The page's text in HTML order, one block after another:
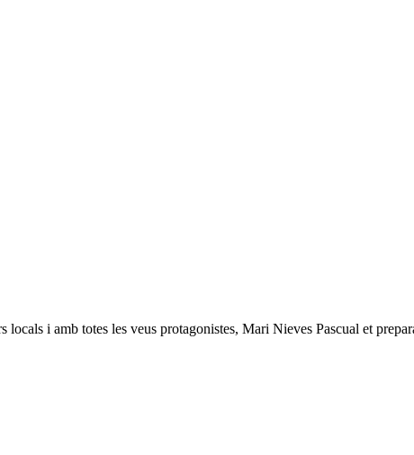
i amb totes les veus protagonistes, Mari Nieves Pascual et